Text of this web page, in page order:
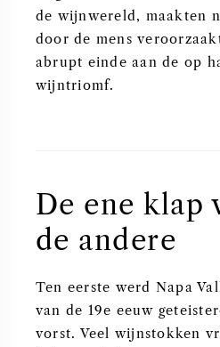
de wijnwereld, maakten
door de mens
abrupt einde aan de op
wijntriomf.
De ene klap
de andere
Ten eerste werd Napa
van de 19e eeuw
vorst. Veel wijnstokken